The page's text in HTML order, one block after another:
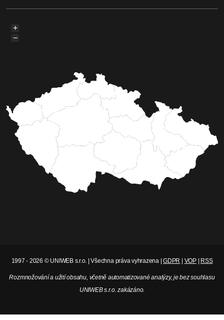
POLICIE ČR územní odbor Liberec
Za volantem se zákazem a s
alkoholem